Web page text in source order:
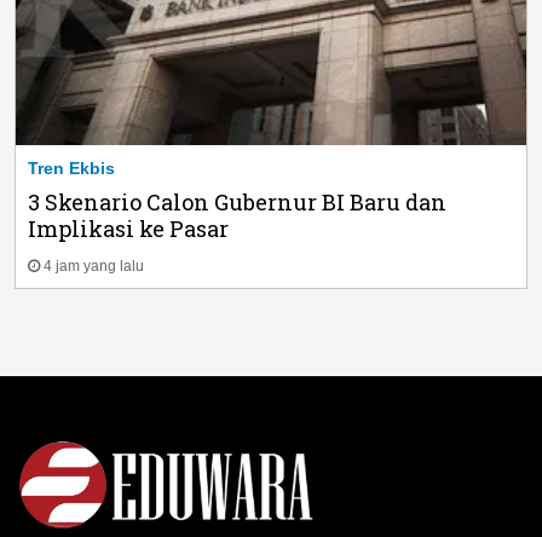
Tren Ekbis
3 Skenario Calon Gubernur BI Baru dan
Implikasi ke Pasar
4 jam yang lalu